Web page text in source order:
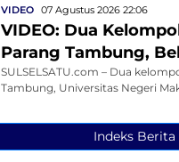
VIDEO 07 Agustus 2026 22:06
VIDEO: Dua
Parang Tambung,
SULSELSATU.com – Dua
Tambung, Universitas Negeri
Indeks Berita